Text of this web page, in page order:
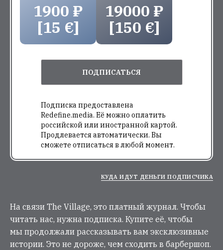
1900 ₽
[15 €]
19000 ₽
[150 €]
ПОДПИСАТЬСЯ
Подписка предоставлена
Redefine.media. Её можно оплатить
российской или иностранной картой.
Продлевается автоматически. Вы
сможете отписаться в любой момент.
КУДА ИДУТ ДЕНЬГИ ПОДПИСЧИКА
На связи The Village, это платный журнал. Чтобы
читать нас, нужна подписка. Купите её, чтобы
мы продолжали рассказывать вам эксклюзивные
истории. Это не дороже, чем сходить в барбершоп.